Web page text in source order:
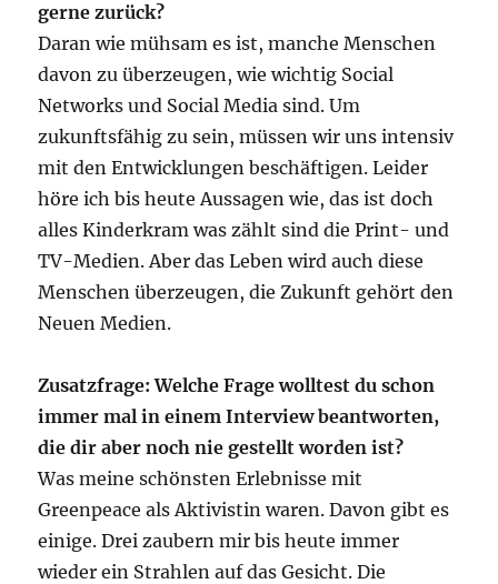
gerne zurück?
Daran wie mühsam es ist, manche Menschen
davon zu überzeugen, wie wichtig Social
Networks und Social Media sind. Um
zukunftsfähig zu sein, müssen wir uns intensiv
mit den Entwicklungen beschäftigen. Leider
höre ich bis heute Aussagen wie, das ist doch
alles Kinderkram was zählt sind die Print- und
TV-Medien. Aber das Leben wird auch diese
Menschen überzeugen, die Zukunft gehört den
Neuen Medien.
Zusatzfrage: Welche Frage wolltest du schon
immer mal in einem Interview beantworten,
die dir aber noch nie gestellt worden ist?
Was meine schönsten Erlebnisse mit
Greenpeace als Aktivistin waren. Davon gibt es
einige. Drei zaubern mir bis heute immer
wieder ein Strahlen auf das Gesicht. Die